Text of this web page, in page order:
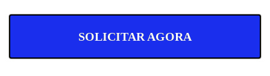
SOLICITAR AGORA